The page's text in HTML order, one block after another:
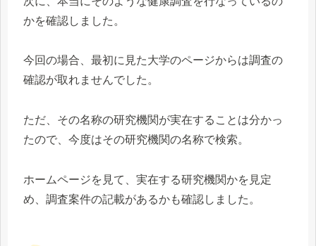
かを確認しました。
今回の場合、最初に見た大学のページからは調査の
確認が取れませんでした。
ただ、その名称の研究機関が実在することは分かっ
たので、今度はその研究機関の名称で検索。
ホームページを見て、実在する研究機関かを見定
め、調査案件の記載があるかも確認しました。